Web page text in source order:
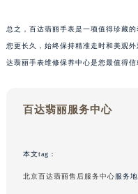
总之，百达翡丽手表是一项值得珍藏
您更长久，始终保持精准走时和美观
达翡丽手表维修保养中心是您最值得信
百达翡丽服务中心
本文tag：
北京百达翡丽售后服务中心服务地